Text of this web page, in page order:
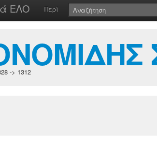
ΕΛΟ Περί
-> 1312